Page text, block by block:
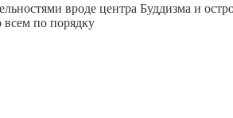
вроде центра Буддизма и
всем по порядку